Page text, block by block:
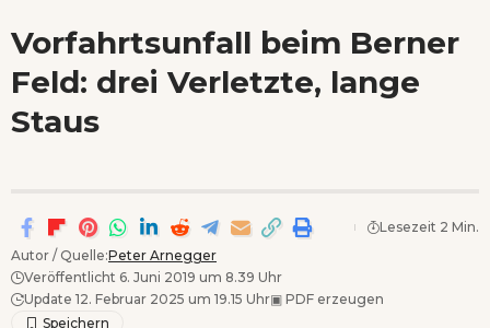
Vorfahrtsunfall beim Berner
Feld: drei Verletzte, lange
Staus
Autor / Quelle:Peter Arnegger
Veröffentlicht 6. Juni 2019 um 8.39 Uhr
Update 12. Februar 2025 um 19.15 Uhr▣ PDF erzeugen
Lesezeit 2 Min.